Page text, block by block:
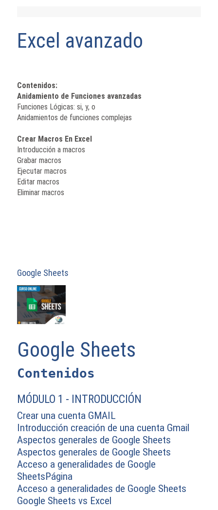
Excel avanzado
Contenidos:
Anidamiento de Funciones avanzadas
Funciones Lógicas: si, y, o
Anidamientos de funciones complejas
Crear Macros En Excel
Introducción a macros
Grabar macros
Ejecutar macros
Editar macros
Eliminar macros
Google Sheets
Google Sheets
Contenidos
MÓDULO 1 - INTRODUCCIÓN
Crear una cuenta GMAIL
Introducción creación de una cuenta Gmail
Aspectos generales de Google Sheets
Aspectos generales de Google Sheets
Acceso a generalidades de Google
SheetsPágina
Acceso a generalidades de Google Sheets
Google Sheets vs Excel